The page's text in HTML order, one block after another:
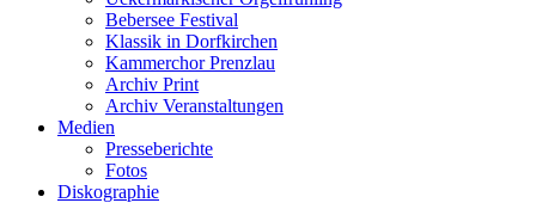
Bebersee Festival
Klassik in Dorfkirchen
Kammerchor Prenzlau
Archiv Print
Archiv Veranstaltungen
Medien
Presseberichte
Fotos
Diskographie